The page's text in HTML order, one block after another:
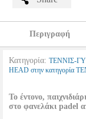
Περιγραφή
Κατηγορία: ΤΕΝΝΙΣ-
HEAD στην
Το έντονο,
στο φανελάκι padel